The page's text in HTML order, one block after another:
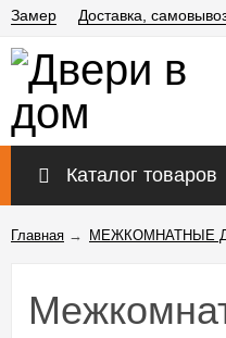
Замер Доставка,
Каталог товаров
Главная → МЕЖКОМНАТНЫЕ